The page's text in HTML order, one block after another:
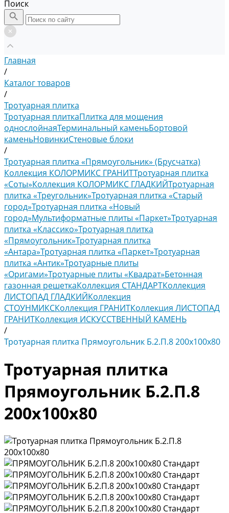
Поиск
Главная
/
Каталог товаров
/
Тротуарная плитка
Тротуарная плиткаПлитка для мощения
однослойнаяТерминальный каменьБортовой
каменьНовинкиСтеновые блоки
/
Тротуарная плитка «Прямоугольник» (Брусчатка)
Коллекция КОЛОРМИКС ГРАНИТТротуарная плитка
«Соты»Коллекция КОЛОРМИКС ГЛАДКИЙТротуарная
плитка «Треугольник»Тротуарная плитка «Старый
город»Тротуарная плитка «Новый
город»Мультиформатные плиты «Паркет»Тротуарная
плитка «Классико»Тротуарная плитка
«Прямоугольник»Тротуарная плитка
«Антара»Тротуарная плитка «Паркет»Тротуарная
плитка «Антик»Тротуарные плиты
«Оригами»Тротуарные плиты «Квадрат»Бетонная
газонная решеткаКоллекция СТАНДАРТКоллекция
ЛИСТОПАД ГЛАДКИЙКоллекция
СТОУНМИКСКоллекция ГРАНИТКоллекция ЛИСТОПАД
ГРАНИТКоллекция ИСКУССТВЕННЫЙ КАМЕНЬ
/
Тротуарная плитка Прямоугольник Б.2.П.8 200х100х80
Тротуарная плитка
Прямоугольник Б.2.П.8
200х100х80